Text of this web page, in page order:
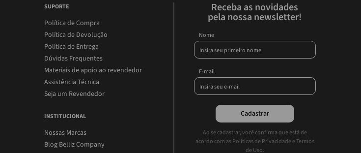
SUPORTE
Política de Compra
Política de Devolução
Política de Entrega
Dúvidas Frequentes
Materiais de apoio ao revendedor
Assistência Técnica
Seja um Revendedor
INSTITUCIONAL
Nossas Marcas
Blog Belliz Company
Receba as novidades
pela nossa newsletter!
Nome
E-mail
Cadastrar
Ao se cadastrar, você confirma que está de
acordo com as Políticas de Privacidade e Termos
de Uso.